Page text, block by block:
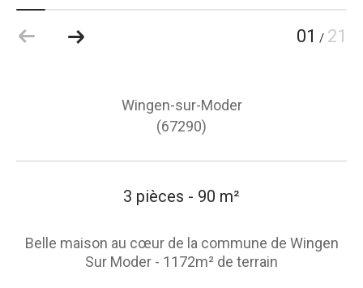
01 / 21
Wingen-sur-Moder
(67290)
3 pièces - 90 m²
Belle maison au cœur de la commune de Wingen
Sur Moder - 1172m² de terrain